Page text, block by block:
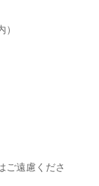
）
ご遠慮くださ